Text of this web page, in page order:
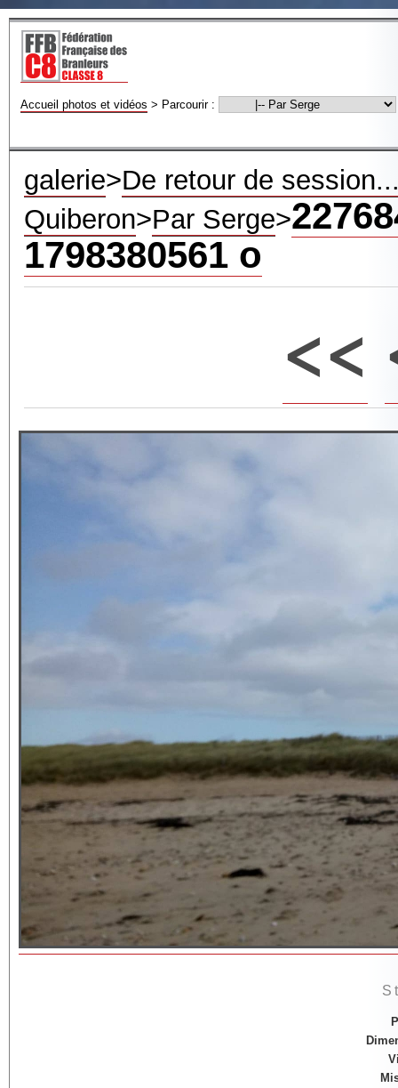
Accueil photos et vidéos > Parcourir :
galerie>De retour de
Quiberon>Par Serge>
1798380561 o
<<